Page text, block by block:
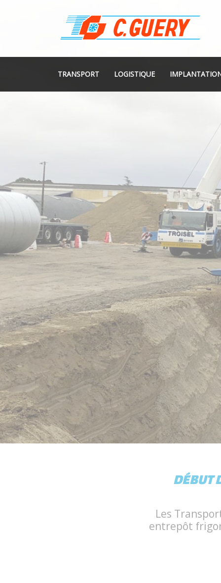
TRANSPORT LOGISTIQUE
DÉBUT
Les
entrepôt